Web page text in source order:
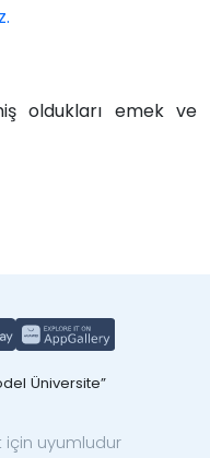
oldukları emek ve
Üniversite”
uyumludur